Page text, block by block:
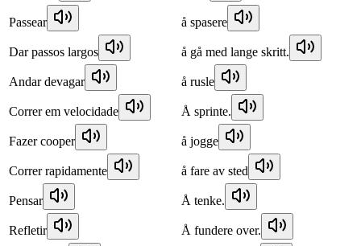
Passear å spasere
Dar passos largos å gå med lange skritt.
Andar devagar å rusle
Correr em velocidade Å sprinte.
Fazer cooper å jogge
Correr rapidamente å fare av sted
Pensar Å tenke.
Refletir Å fundere over.